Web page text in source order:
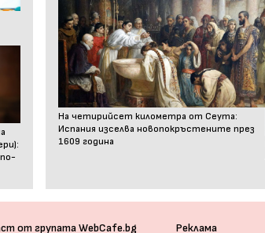
На четирийсет километра от Сеута:
Испания изселва новопокръстените през
1609 година
от групата WebCafe.bg Реклама